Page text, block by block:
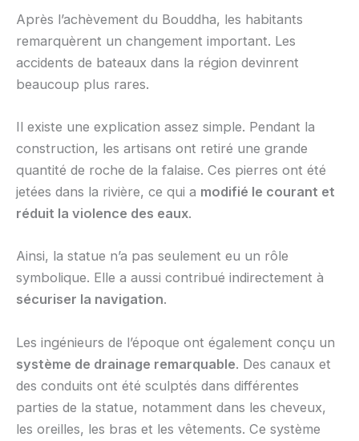
Après l’achèvement du Bouddha, les habitants
remarquèrent un changement important. Les
accidents de bateaux dans la région devinrent
beaucoup plus rares.
Il existe une explication assez simple. Pendant la
construction, les artisans ont retiré une grande
quantité de roche de la falaise. Ces pierres ont été
jetées dans la rivière, ce qui a modifié le courant et
réduit la violence des eaux.
Ainsi, la statue n’a pas seulement eu un rôle
symbolique. Elle a aussi contribué indirectement à
sécuriser la navigation.
Les ingénieurs de l’époque ont également conçu un
système de drainage remarquable. Des canaux et
des conduits ont été sculptés dans différentes
parties de la statue, notamment dans les cheveux,
les oreilles, les bras et les vêtements. Ce système